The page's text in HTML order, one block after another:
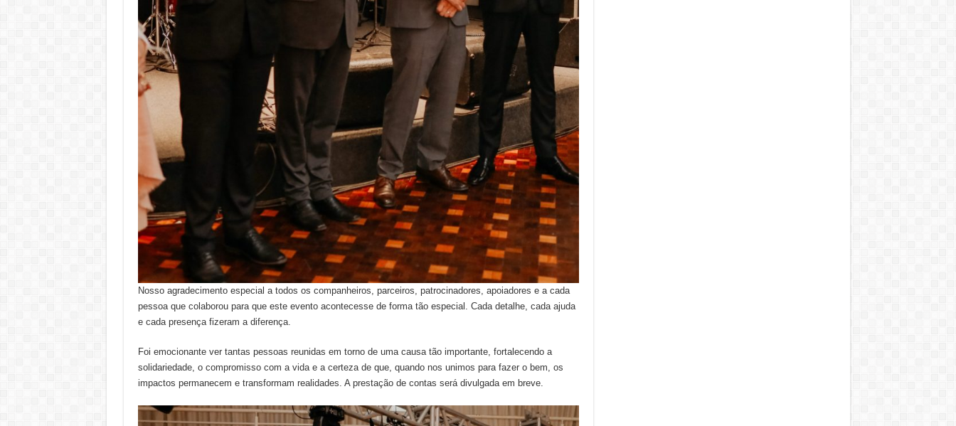
Nosso agradecimento especial a todos os companheiros, parceiros, patrocinadores, apoiadores e a cada
pessoa que colaborou para que este evento acontecesse de forma tão especial. Cada detalhe, cada ajuda
e cada presença fizeram a diferença.
Foi emocionante ver tantas pessoas reunidas em torno de uma causa tão importante, fortalecendo a
solidariedade, o compromisso com a vida e a certeza de que, quando nos unimos para fazer o bem, os
impactos permanecem e transformam realidades. A prestação de contas será divulgada em breve.